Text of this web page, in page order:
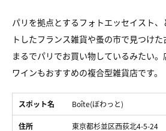
パリを拠点とするフォトエッセイスト
トしたフランス雑貨や蚤の市で見つけた
まるでパリでお買い物しているみたい
ワインもおすすめの複合型雑貨店です。
スポット名 Boîte(ぼわっと)
住所 東京都杉並区西荻北4-5-24